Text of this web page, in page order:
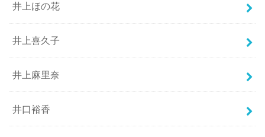
井上ほの花
井上喜久子
井上麻里奈
井口裕香